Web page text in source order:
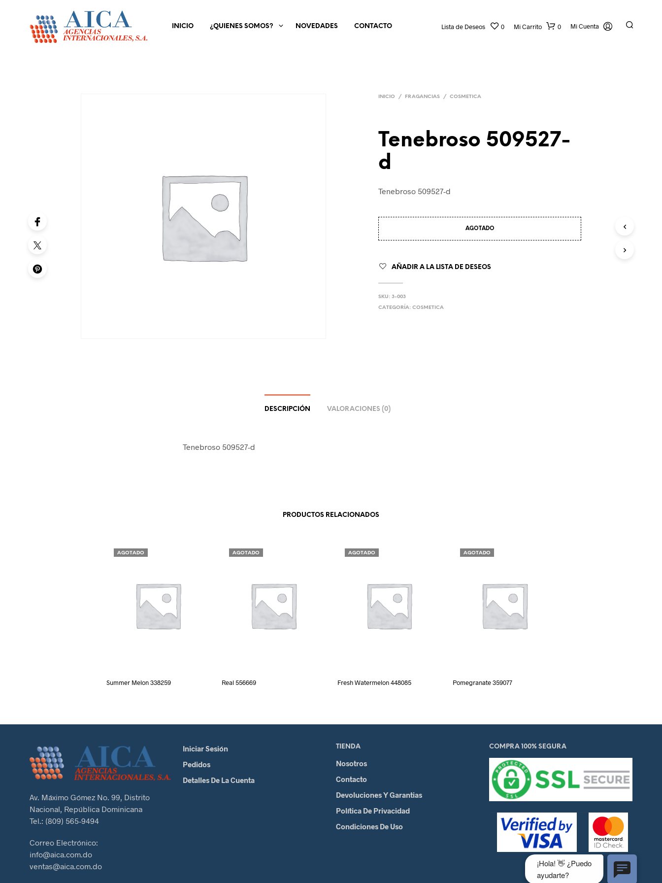
Lista de Deseos 0 Mi Carrito 0 Mi Cuenta
INICIO ¿QUIENES SOMOS? NOVEDADES CONTACTO
INICIO / FRAGANCIAS / COSMETICA
Tenebroso 509527-
d
Tenebroso 509527-d
AGOTADO
AÑADIR A LA LISTA DE DESEOS
SKU:3-003
CATEGORÍA:COSMETICA
DESCRIPCIÓN VALORACIONES (0)
Tenebroso 509527-d
PRODUCTOS RELACIONADOS
AGOTADO
Summer Melon 338259
AGOTADO
Real 556669
AGOTADO
Fresh Watermelon 448085
AGOTADO
Pomegranate 359077
Av. Máximo Gómez No. 99, Distrito
Nacional, República Dominicana
Tel.: (809) 565-9494
Correo Electrónico:
info@aica.com.do
ventas@aica.com.do
Iniciar Sesión
Pedidos
Detalles De La Cuenta
TIENDA
Nosotros
Contacto
Devoluciones Y Garantias
Política De Privacidad
Condiciones De Uso
COMPRA 100% SEGURA